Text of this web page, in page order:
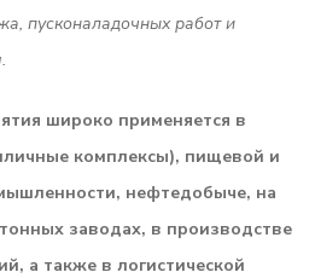
пусконаладочных работ и
широко применяется в
комплексы), пищевой и
нефтедобыче, на
заводах, в производстве
а также в логистической